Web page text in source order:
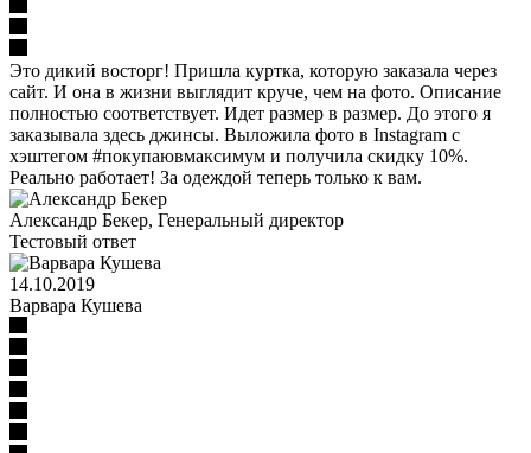
Это дикий восторг! Пришла куртка, которую заказала через
сайт. И она в жизни выглядит круче, чем на фото. Описание
полностью соответствует. Идет размер в размер. До этого я
заказывала здесь джинсы. Выложила фото в Instagram с
хэштегом #покупаювмаксимум и получила скидку 10%.
Реально работает! За одеждой теперь только к вам.
Александр Бекер, Генеральный директор
Тестовый ответ
14.10.2019
Варвара Кушева